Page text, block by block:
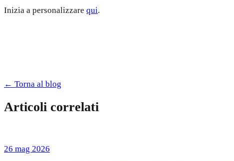
Inizia a personalizzare qui.
← Torna al blog
Articoli correlati
26 mag 2026